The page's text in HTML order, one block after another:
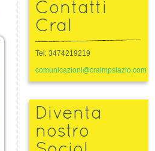
Contatti
Cral
Tel: 3474219219
comunicazioni@cralmpslazio.com
Diventa
nostro